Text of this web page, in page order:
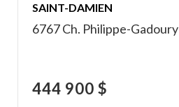
SAINT-DAMIEN
6767 Ch. Philippe-Gadoury
444 900 $